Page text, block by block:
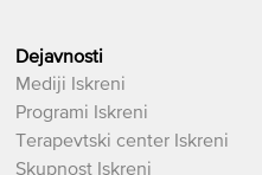
Dejavnosti
Mediji Iskreni
Programi Iskreni
Terapevtski center Iskreni
Skupnost Iskreni